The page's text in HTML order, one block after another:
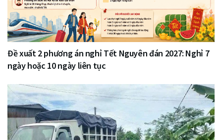
Đề xuất 2 phương án nghỉ Tết Nguyên đán 2027: Nghỉ 7
ngày hoặc 10 ngày liên tục